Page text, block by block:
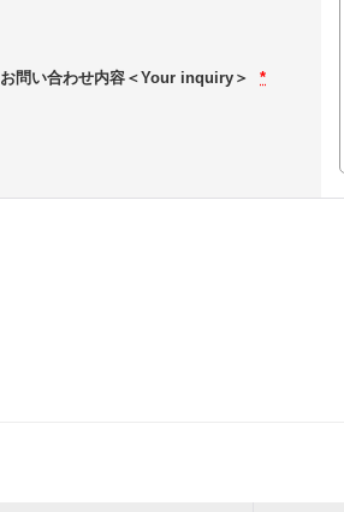
お問い合わせ内容＜Your inquiry＞ *